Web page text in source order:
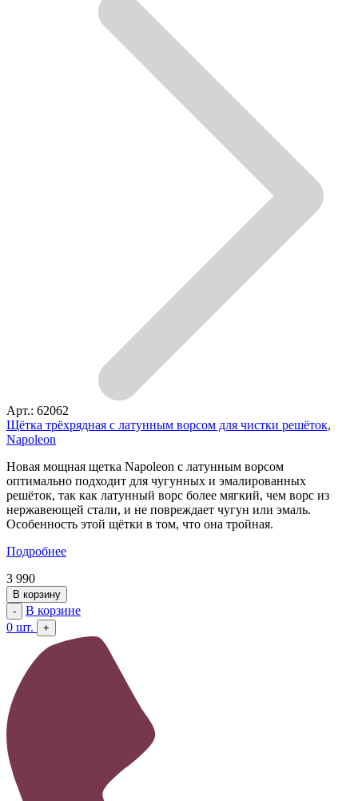
Арт.: 62062
Щётка трёхрядная с латунным ворсом для чистки решёток,
Napoleon
Новая мощная щетка Napoleon с латунным ворсом
оптимально подходит для чугунных и эмалированных
решёток, так как латунный ворс более мягкий, чем ворс из
нержавеющей стали, и не повреждает чугун или эмаль.
Особенность этой щётки в том, что она тройная.
Подробнее
3 990
В корзину
-
В корзине
0 шт. +